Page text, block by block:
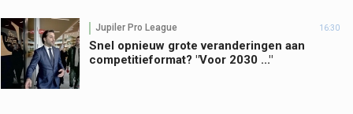
Jupiler Pro League 16:30
Snel opnieuw grote veranderingen aan
competitieformat? "Voor 2030 ..."